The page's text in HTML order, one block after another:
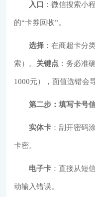
入口 ：微信搜索小
的“卡券回收”。
选择 ：在商超卡分
索）。 关键点 ：务必准
1000元），面值选错会
第二步：填写卡号
实体卡 ：刮开密码
卡密。
电子卡 ：直接从短
动输入错误。